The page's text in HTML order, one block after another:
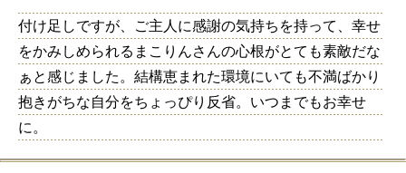
付け足しですが、ご主人に感謝の気持ちを持って、幸せ
をかみしめられるまこりんさんの心根がとても素敵だな
ぁと感じました。結構恵まれた環境にいても不満ばかり
抱きがちな自分をちょっぴり反省。いつまでもお幸せ
に。